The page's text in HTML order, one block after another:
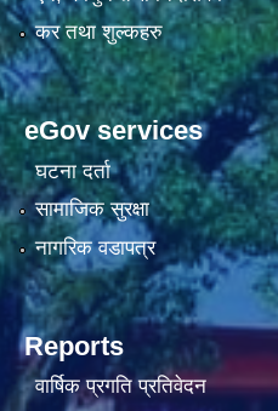
कर तथा शुल्कहरु
eGov services
घटना दर्ता
सामाजिक सुरक्षा
नागरिक वडापत्र
Reports
वार्षिक प्रगति प्रतिवेदन